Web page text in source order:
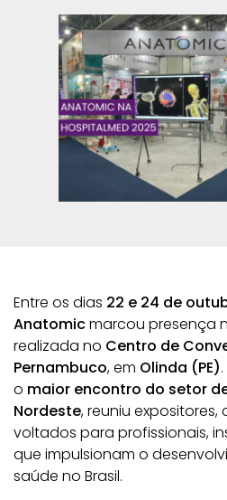
Entre os dias 22 e 24 de
Anatomicmarcou presença
realizada no Centro de
Pernambuco, em Olinda (PE)
o maior encontro do setor
Nordeste, reuniu
voltados para profissionais,
que impulsionam o
saúde no Brasil.